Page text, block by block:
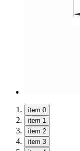
item 0
item 1
item 2
item 3